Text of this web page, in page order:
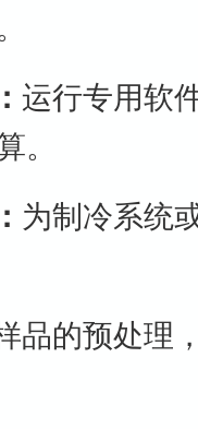
运行专用软
为制冷系统
品的预处理